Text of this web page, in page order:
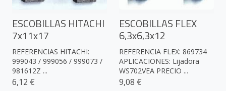
ESCOBILLAS HITACHI
7x11x17
REFERENCIAS HITACHI:
999043 / 999056 / 999073 /
981612Z ...
6,12 €
ESCOBILLAS FLEX
6,3x6,3x12
REFERENCIA FLEX: 869734
APLICACIONES: Lijadora
WS702VEA PRECIO ...
9,08 €